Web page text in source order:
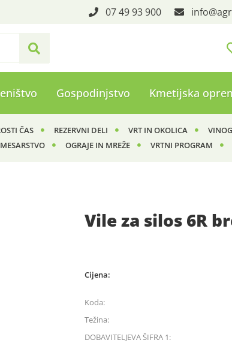
07 49 93 900 info
Gospodinjstvo Kmetijska
ČAS REZERVNI DELI VRT IN OKOLICA
MESARSTVO OGRAJE IN MREŽE VRTNI PROGRAM
Vile za silos 6R
Cijena:
Koda:
Težina:
DOBAVITELJEVA ŠIFRA 1: